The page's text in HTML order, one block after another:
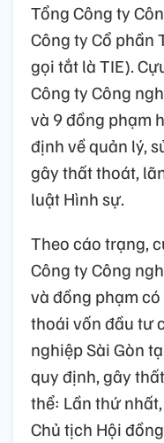
Tổng Công ty
Công ty Cổ phần
gọi tắt là TIE).
Công ty Công
và 9 đồng phạm
định về quản lý,
gây thất thoát,
luật Hình sự.
Theo cáo trạng,
Công ty Công
và đồng phạm
thoái vốn đầu tư
nghiệp Sài Gòn
quy định, gây
thể: Lần thứ
Chủ tịch Hội